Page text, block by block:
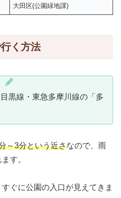
大田区(公園緑地課)
く方法
黒線・東急多摩川線の「多
～3分という近さなので、雨
す。
ぐに公園の入口が見えてきま